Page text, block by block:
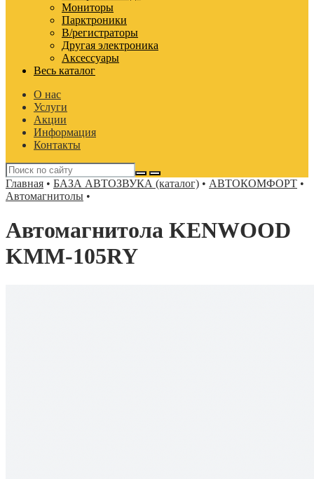
Мониторы
Парктроники
В/регистраторы
Другая электроника
Аксессуары
Весь каталог
О нас
Услуги
Акции
Информация
Контакты
Главная • БАЗА АВТОЗВУКА (каталог) • АВТОКОМФОРТ •
Автомагнитолы •
Автомагнитола KENWOOD
KMM-105RY